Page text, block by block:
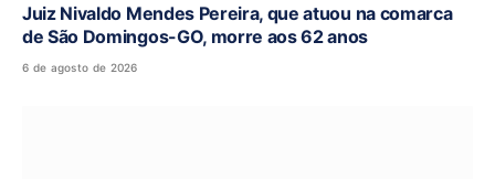
Juiz Nivaldo Mendes Pereira, que atuou na comarca
de São Domingos-GO, morre aos 62 anos
6 de agosto de 2026